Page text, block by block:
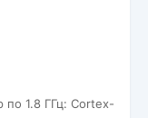
по 1.8 ГГц: Cortex-